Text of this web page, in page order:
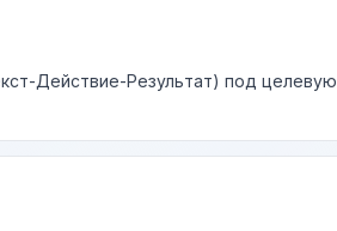
Действие-Результат) под целевую